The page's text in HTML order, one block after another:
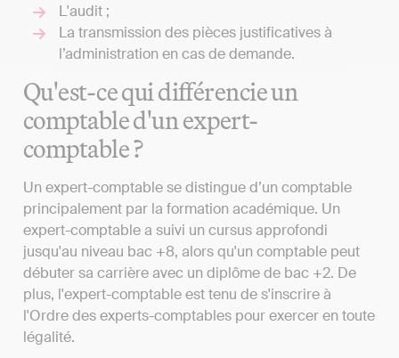
L'audit ;
La transmission des pièces justificatives à
l’administration en cas de demande.
Qu'est-ce qui différencie un
comptable d'un expert-
comptable ?
Un expert-comptable se distingue d’un comptable
principalement par la formation académique. Un
expert-comptable a suivi un cursus approfondi
jusqu'au niveau bac +8, alors qu'un comptable peut
débuter sa carrière avec un diplôme de bac +2. De
plus, l'expert-comptable est tenu de s'inscrire à
l'Ordre des experts-comptables pour exercer en toute
légalité.